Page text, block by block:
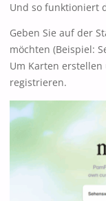
Und so funktioniert
Geben Sie auf der
möchten (Beispiel:
Um Karten
registrieren.